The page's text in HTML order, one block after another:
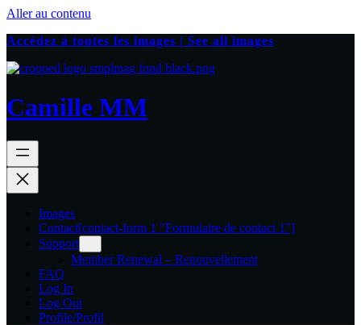
Aller au contenu
Accédez à toutes les images | See all images
Camille MM
Images
Contact[contact-form 1 "Formulaire de contact 1"]
Support
Member Renewal – Renouvellement
FAQ
Log In
Log Out
Profile/Profil